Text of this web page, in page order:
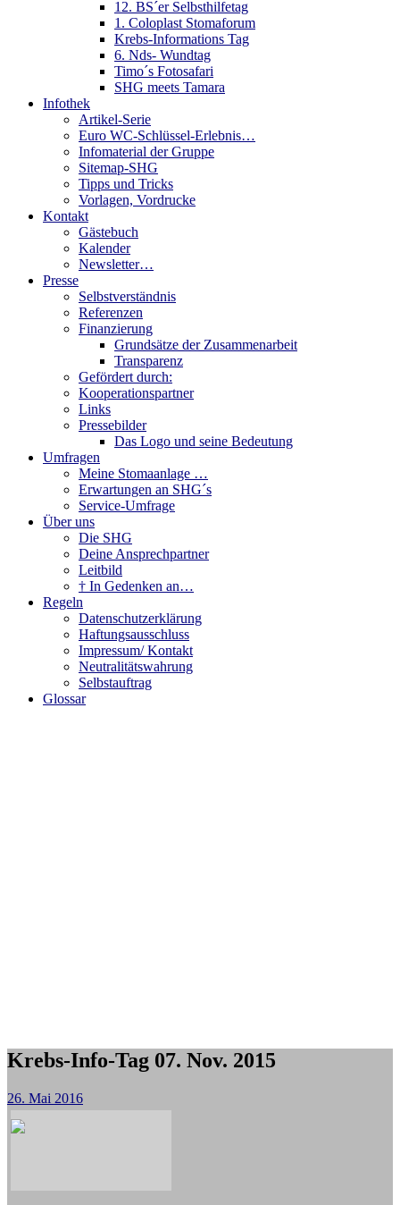
12. BS´er Selbsthilfetag
1. Coloplast Stomaforum
Krebs-Informations Tag
6. Nds- Wundtag
Timo´s Fotosafari
SHG meets Tamara
Infothek
Artikel-Serie
Euro WC-Schlüssel-Erlebnis…
Infomaterial der Gruppe
Sitemap-SHG
Tipps und Tricks
Vorlagen, Vordrucke
Kontakt
Gästebuch
Kalender
Newsletter…
Presse
Selbstverständnis
Referenzen
Finanzierung
Grundsätze der Zusammenarbeit
Transparenz
Gefördert durch:
Kooperationspartner
Links
Pressebilder
Das Logo und seine Bedeutung
Umfragen
Meine Stomaanlage …
Erwartungen an SHG´s
Service-Umfrage
Über uns
Die SHG
Deine Ansprechpartner
Leitbild
† In Gedenken an…
Regeln
Datenschutzerklärung
Haftungsausschluss
Impressum/ Kontakt
Neutralitätswahrung
Selbstauftrag
Glossar
Krebs-Info-Tag 07. Nov. 2015
26. Mai 2016